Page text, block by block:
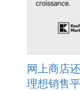
网上商店
理想销售